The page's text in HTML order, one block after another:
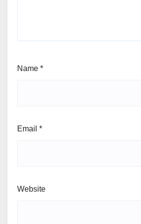
Name *
Email *
Website